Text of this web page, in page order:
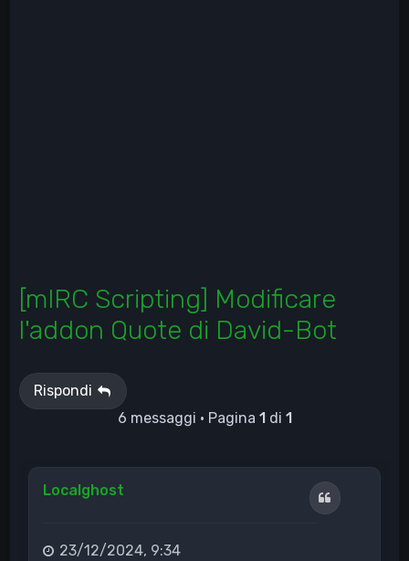
[mIRC Scripting] Modificare
l'addon Quote di David-Bot
Rispondi
6 messaggi • Pagina 1 di 1
Localghost Cita
23/12/2024, 9:34